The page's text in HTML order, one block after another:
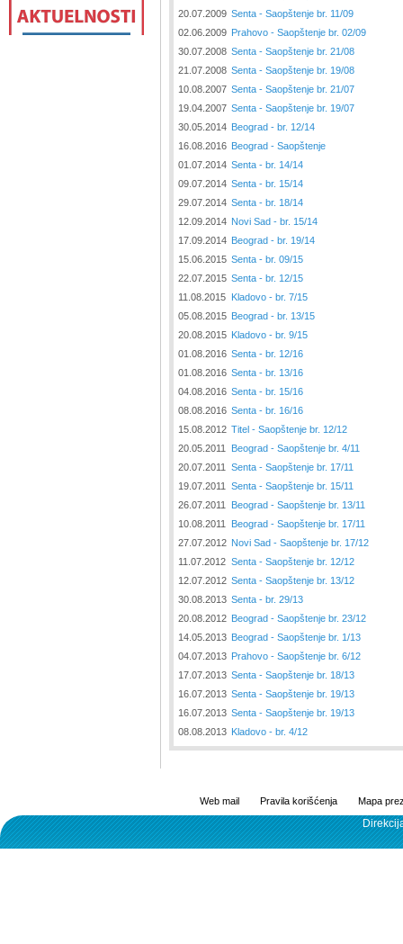
20.07.2009 Senta - Saopštenje br. 11/09
02.06.2009 Prahovo - Saopštenje br. 02/09
30.07.2008 Senta - Saopštenje br. 21/08
21.07.2008 Senta - Saopštenje br. 19/08
10.08.2007 Senta - Saopštenje br. 21/07
19.04.2007 Senta - Saopštenje br. 19/07
30.05.2014 Beograd - br. 12/14
16.08.2016 Beograd - Saopštenje
01.07.2014 Senta - br. 14/14
09.07.2014 Senta - br. 15/14
29.07.2014 Senta - br. 18/14
12.09.2014 Novi Sad - br. 15/14
17.09.2014 Beograd - br. 19/14
15.06.2015 Senta - br. 09/15
22.07.2015 Senta - br. 12/15
11.08.2015 Kladovo - br. 7/15
05.08.2015 Beograd - br. 13/15
20.08.2015 Kladovo - br. 9/15
01.08.2016 Senta - br. 12/16
01.08.2016 Senta - br. 13/16
04.08.2016 Senta - br. 15/16
08.08.2016 Senta - br. 16/16
15.08.2012 Titel - Saopštenje br. 12/12
20.05.2011
Beograd - Saopštenje br. 4/11
20.07.2011
Senta - Saopštenje br. 17/11
19.07.2011
Senta - Saopštenje br. 15/11
26.07.2011
Beograd - Saopštenje br. 13/11
10.08.2011
Beograd - Saopštenje br. 17/11
27.07.2012 Novi Sad - Saopštenje br. 17/12
11.07.2012 Senta - Saopštenje br. 12/12
12.07.2012 Senta - Saopštenje br. 13/12
30.08.2013 Senta - br. 29/13
20.08.2012 Beograd - Saopštenje br. 23/12
14.05.2013 Beograd - Saopštenje br. 1/13
04.07.2013 Prahovo - Saopštenje br. 6/12
17.07.2013 Senta - Saopštenje br. 18/13
16.07.2013 Senta - Saopštenje br. 19/13
16.07.2013 Senta - Saopštenje br. 19/13
08.08.2013 Kladovo - br. 4/12
Web mail Pravila korišćenja Mapa